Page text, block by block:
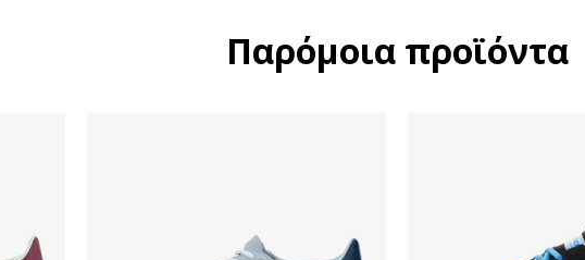
Παρόμοια προϊόντα